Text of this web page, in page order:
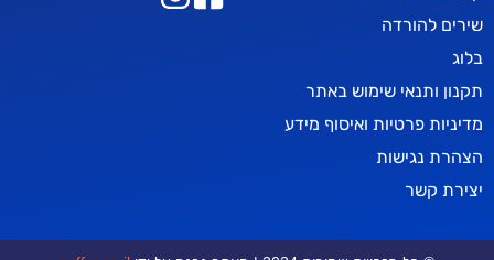
שימוש באתר
ואיסוף מידע